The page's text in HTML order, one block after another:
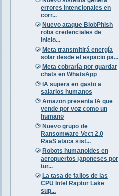
errores intencionales en
corr...
Nuevo ataque BlobPhish
roba credenciales de
inicio...
Meta transmitirá energía
solar desde el espacio pa...
Meta cobraría por guardar
chats en WhatsApp
IA supera en gasto a
salarios humanos
Amazon presenta IA que
vende por voz como un
humano
Nuevo grupo de
Ransomware Vect 2.0
RaaS ataca sist...
Robots humanoides en
aeropuertos japoneses por
tur...
La tasa de fallos de las
CPU Intel Raptor Lake
sup...